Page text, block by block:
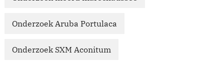
Onderzoek Aruba Portulaca
Onderzoek SXM Aconitum